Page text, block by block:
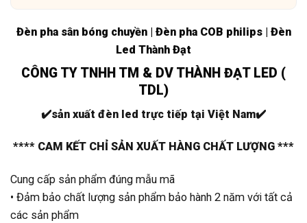
Đèn pha sân bóng chuyền | Đèn pha COB philips | Đèn
Led Thành Đạt
CÔNG TY TNHH TM & DV THÀNH ĐẠT LED (
TDL)
✔️sản xuất đèn led trực tiếp tại Việt Nam✔️
**** CAM KẾT CHỈ SẢN XUẤT HÀNG CHẤT LƯỢNG ***
Cung cấp sản phẩm đúng mẫu mã
• Đảm bảo chất lượng sản phẩm bảo hành 2 năm với tất cả
các sản phẩm